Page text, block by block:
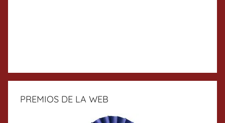
PREMIOS DE LA WEB